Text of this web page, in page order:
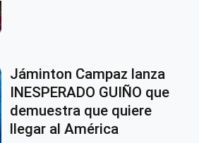
Jáminton Campaz lanza
INESPERADO GUIÑO que
demuestra que quiere
llegar al América